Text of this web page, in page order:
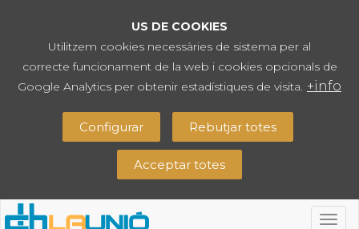
US DE COOKIES
Utilitzem cookies necessàries de sistema per al
correcte funcionament de la web i cookies opcionals de
Google Analytics per obtenir estadístiques de visita. +info
Configurar Rebutjar totes
Acceptar totes